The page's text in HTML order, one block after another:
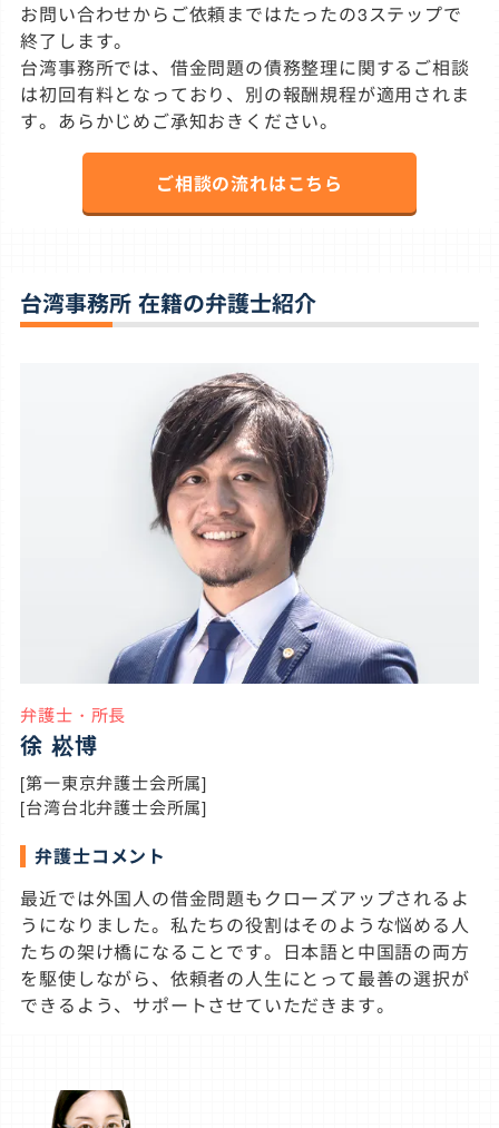
お問い合わせからご依頼まではたったの3ステップで
終了します。
台湾事務所では、借金問題の債務整理に関するご相談
は初回有料となっており、別の報酬規程が適用されま
す。あらかじめご承知おきください。
ご相談の流れはこちら
台湾事務所 在籍の弁護士紹介
弁護士・所長
徐 崧博
[第一東京弁護士会所属]
[台湾台北弁護士会所属]
弁護士コメント
最近では外国人の借金問題もクローズアップされるよ
うになりました。私たちの役割はそのような悩める人
たちの架け橋になることです。日本語と中国語の両方
を駆使しながら、依頼者の人生にとって最善の選択が
できるよう、サポートさせていただきます。